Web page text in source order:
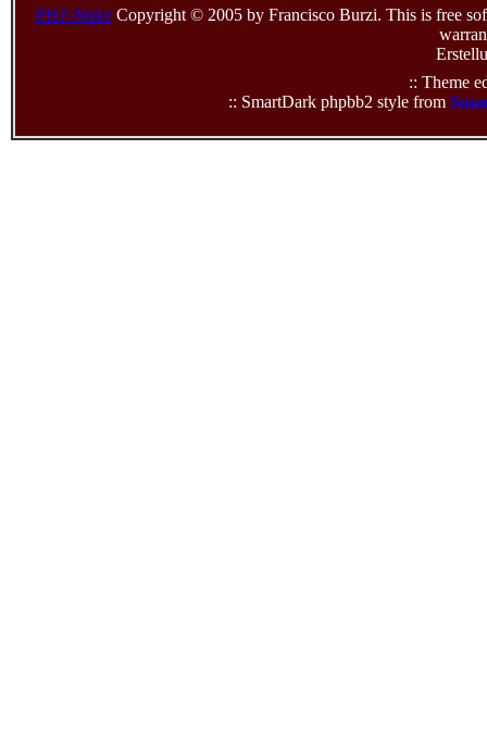
PHP-NukeCopyright © 2005 by Francisco Burzi. This is free
:: Theme
:: SmartDark phpbb2 style from